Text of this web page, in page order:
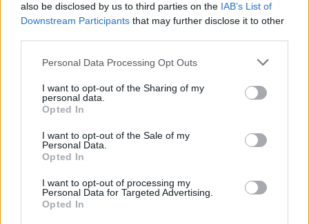
also be disclosed by us to third parties on the IAB’s List of
Downstream Participants that may further disclose it to other
Please note that this website/app uses one or more Google
not limited to your visit or usage behaviour. You may click to
grant or deny consent to Google and its third-party tags to
use your data for below specified purposes in below Google
consent section.
Personal Data Processing Opt Outs
I want to opt-out of the Sharing of my
personal data.
Opted In
I want to opt-out of the Sale of my
Personal Data.
Opted In
I want to opt-out of processing my
Personal Data for Targeted Advertising.
Opted In
Βάλε το proson.gr στα αποτελέσματα
αναζήτησης της Google
Δημοφιλείς Ειδήσεις
προκηρύξεις «μαμούθ» (με μόρια)